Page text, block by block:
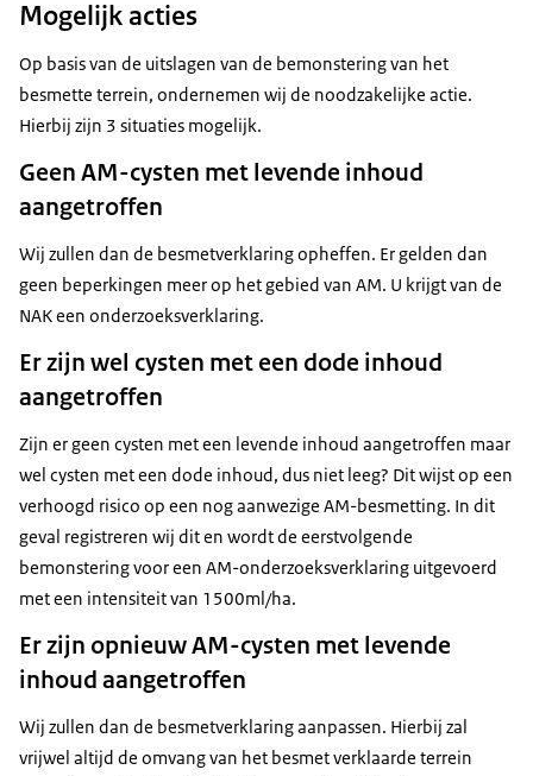
Mogelijk acties
Op basis van de uitslagen van de bemonstering van het
besmette terrein, ondernemen wij de noodzakelijke actie.
Hierbij zijn 3 situaties mogelijk.
Geen AM-cysten met levende inhoud
aangetroffen
Wij zullen dan de besmetverklaring opheffen. Er gelden dan
geen beperkingen meer op het gebied van AM. U krijgt van de
NAK een onderzoeksverklaring.
Er zijn wel cysten met een dode inhoud
aangetroffen
Zijn er geen cysten met een levende inhoud aangetroffen maar
wel cysten met een dode inhoud, dus niet leeg? Dit wijst op een
verhoogd risico op een nog aanwezige AM-besmetting. In dit
geval registreren wij dit en wordt de eerstvolgende
bemonstering voor een AM-onderzoeksverklaring uitgevoerd
met een intensiteit van 1500ml/ha.
Er zijn opnieuw AM-cysten met levende
inhoud aangetroffen
Wij zullen dan de besmetverklaring aanpassen. Hierbij zal
vrijwel altijd de omvang van het besmet verklaarde terrein